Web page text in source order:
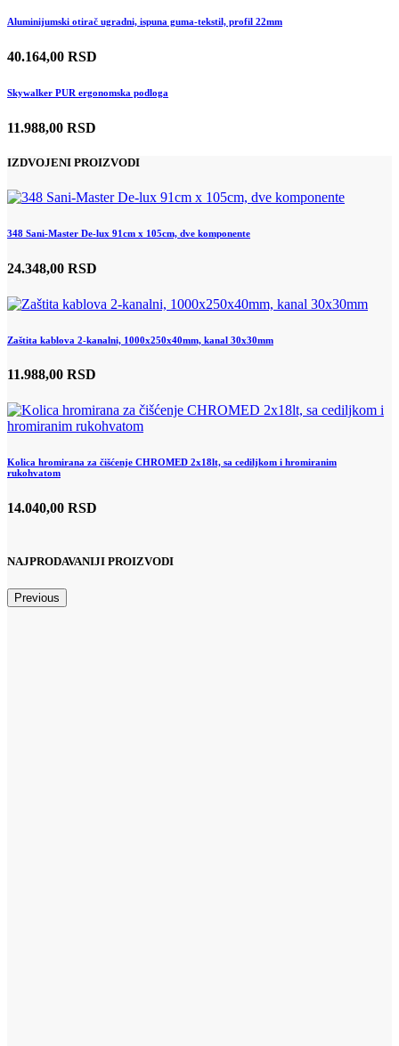
Aluminijumski otirač ugradni, ispuna guma-tekstil, profil 22mm
40.164,00 RSD
Skywalker PUR ergonomska podloga
11.988,00 RSD
IZDVOJENI PROIZVODI
348 Sani-Master De-lux 91cm x 105cm, dve komponente
24.348,00 RSD
Zaštita kablova 2-kanalni, 1000x250x40mm, kanal 30x30mm
11.988,00 RSD
Kolica hromirana za čišćenje CHROMED 2x18lt, sa cediljkom i hromiranim
rukohvatom
14.040,00 RSD
NAJPRODAVANIJI PROIZVODI
Previous